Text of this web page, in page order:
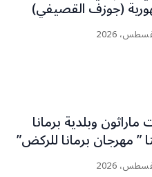
(جوزف القصيفي)
وبلدية برمانا
” مهرجان برمانا للركض”